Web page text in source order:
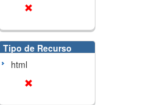
Tipo de Recurso
html